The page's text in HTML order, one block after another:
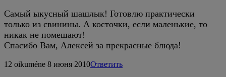
Самый ыкусный шашлык! Готовлю практически
только из свинины. А косточки, если маленькие, то
никак не помешают!
Спасибо Вам, Алексей за прекрасные блюда!
12 oikuméne 8 июня 2010Ответить